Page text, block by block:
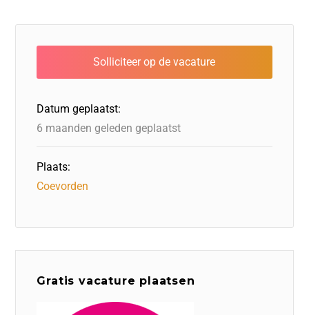
Datum geplaatst:
6 maanden geleden geplaatst
Plaats:
Coevorden
Gratis vacature plaatsen